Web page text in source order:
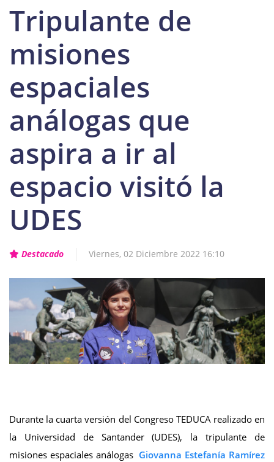
Tripulante de
misiones
espaciales
análogas que
aspira a ir al
espacio visitó la
UDES
Destacado Viernes, 02 Diciembre 2022 16:10
Durante la cuarta versión del Congreso TEDUCA realizado en
la Universidad de Santander (UDES), la tripulante de
misiones espaciales análogas Giovanna Estefanía Ramírez